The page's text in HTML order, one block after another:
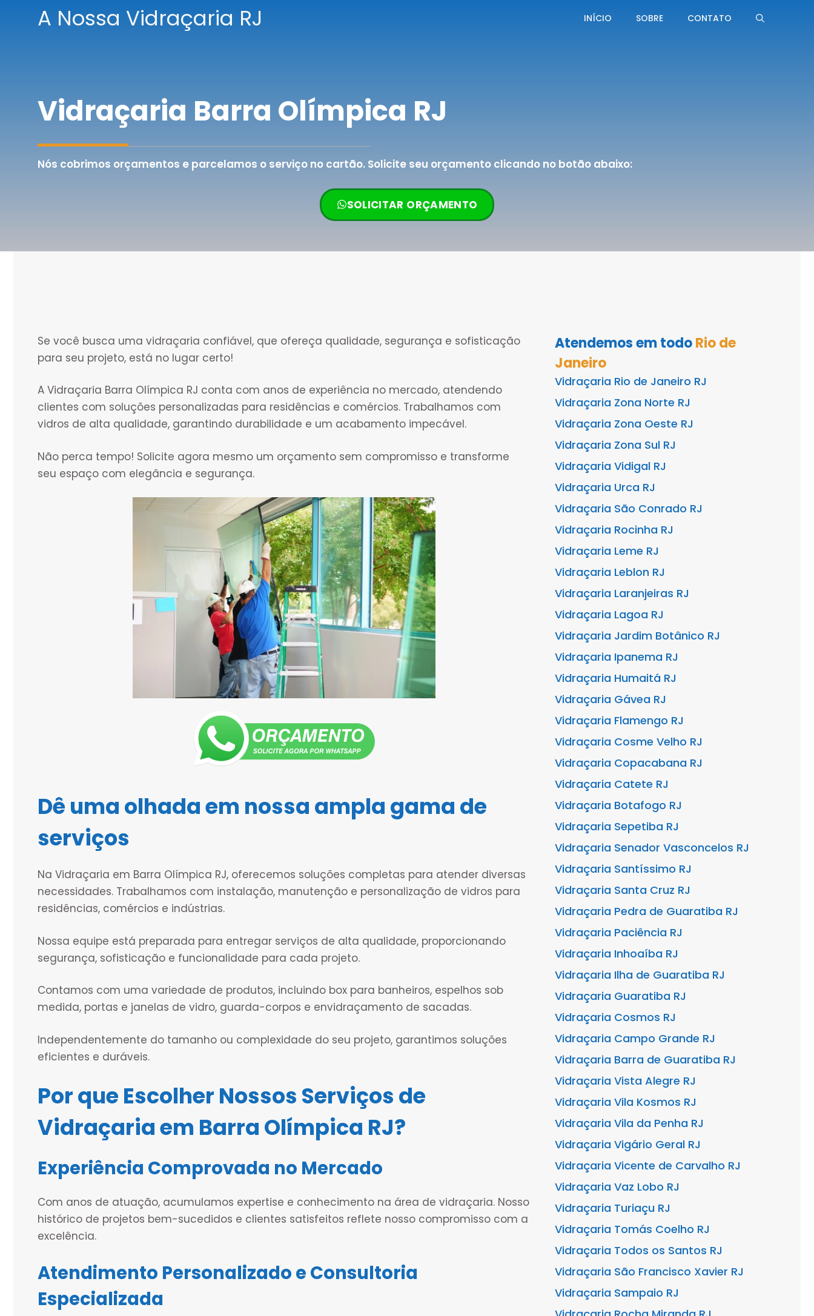
A Nossa Vidraçaria RJ INÍCIO SOBRE CONTATO
Vidraçaria Barra Olímpica RJ
Nós cobrimos orçamentos e parcelamos o serviço no cartão. Solicite seu orçamento clicando no botão abaixo:
SOLICITAR ORÇAMENTO
Se você busca uma vidraçaria confiável, que ofereça qualidade, segurança e sofisticação
para seu projeto, está no lugar certo!
A Vidraçaria Barra Olímpica RJ conta com anos de experiência no mercado, atendendo
clientes com soluções personalizadas para residências e comércios. Trabalhamos com
vidros de alta qualidade, garantindo durabilidade e um acabamento impecável.
Não perca tempo! Solicite agora mesmo um orçamento sem compromisso e transforme
seu espaço com elegância e segurança.
Dê uma olhada em nossa ampla gama de
serviços
Na Vidraçaria em Barra Olímpica RJ, oferecemos soluções completas para atender diversas
necessidades. Trabalhamos com instalação, manutenção e personalização de vidros para
residências, comércios e indústrias.
Nossa equipe está preparada para entregar serviços de alta qualidade, proporcionando
segurança, sofisticação e funcionalidade para cada projeto.
Contamos com uma variedade de produtos, incluindo box para banheiros, espelhos sob
medida, portas e janelas de vidro, guarda-corpos e envidraçamento de sacadas.
Independentemente do tamanho ou complexidade do seu projeto, garantimos soluções
eficientes e duráveis.
Por que Escolher Nossos Serviços de
Vidraçaria em Barra Olímpica RJ?
Experiência Comprovada no Mercado
Com anos de atuação, acumulamos expertise e conhecimento na área de vidraçaria. Nosso
histórico de projetos bem-sucedidos e clientes satisfeitos reflete nosso compromisso com a
excelência.
Atendimento Personalizado e Consultoria
Especializada
Atendemos em todoRio de
Janeiro
Vidraçaria Rio de Janeiro RJ
Vidraçaria Zona Norte RJ
Vidraçaria Zona Oeste RJ
Vidraçaria Zona Sul RJ
Vidraçaria Vidigal RJ
Vidraçaria Urca RJ
Vidraçaria São Conrado RJ
Vidraçaria Rocinha RJ
Vidraçaria Leme RJ
Vidraçaria Leblon RJ
Vidraçaria Laranjeiras RJ
Vidraçaria Lagoa RJ
Vidraçaria Jardim Botânico RJ
Vidraçaria Ipanema RJ
Vidraçaria Humaitá RJ
Vidraçaria Gávea RJ
Vidraçaria Flamengo RJ
Vidraçaria Cosme Velho RJ
Vidraçaria Copacabana RJ
Vidraçaria Catete RJ
Vidraçaria Botafogo RJ
Vidraçaria Sepetiba RJ
Vidraçaria Senador Vasconcelos RJ
Vidraçaria Santíssimo RJ
Vidraçaria Santa Cruz RJ
Vidraçaria Pedra de Guaratiba RJ
Vidraçaria Paciência RJ
Vidraçaria Inhoaíba RJ
Vidraçaria Ilha de Guaratiba RJ
Vidraçaria Guaratiba RJ
Vidraçaria Cosmos RJ
Vidraçaria Campo Grande RJ
Vidraçaria Barra de Guaratiba RJ
Vidraçaria Vista Alegre RJ
Vidraçaria Vila Kosmos RJ
Vidraçaria Vila da Penha RJ
Vidraçaria Vigário Geral RJ
Vidraçaria Vicente de Carvalho RJ
Vidraçaria Vaz Lobo RJ
Vidraçaria Turiaçu RJ
Vidraçaria Tomás Coelho RJ
Vidraçaria Todos os Santos RJ
Vidraçaria São Francisco Xavier RJ
Vidraçaria Sampaio RJ